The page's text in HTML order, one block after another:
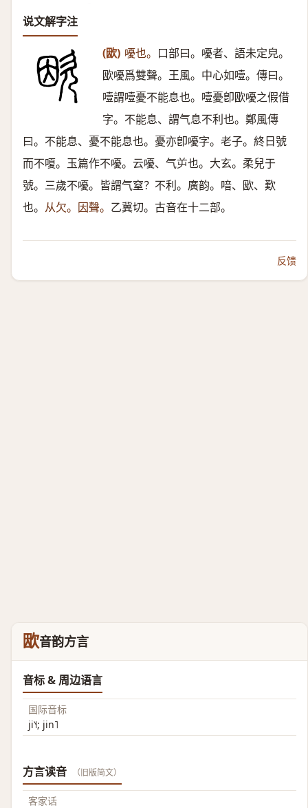
说文解字注
(欭) 嚘也。 口部曰。嚘者、語未定皃。
欭嚘爲雙聲。王風。中心如噎。傳曰。
噎謂噎憂不能息也。噎憂卽欭嚘之假借
字。不能息、謂气息不利也。鄭風傳
曰。不能息、憂不能息也。憂亦卽嚘字。老子。終日號
而不嗄。玉篇作不嚘。云嚘、气屰也。大玄。柔兒于
號。三歲不嚘。皆謂气窒？不利。廣韵。喑、欭、歎
也。 从欠。因聲。 乙冀切。古音在十二部。
反馈
欭音韵方言
音标 & 周边语言
国际音标
ji˥˧; jin˥
方言读音 （旧版简文）
客家话